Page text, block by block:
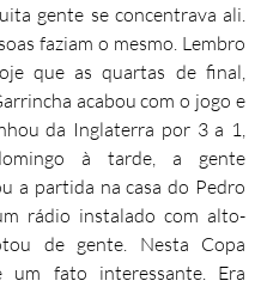
gente se concentrava ali.
faziam o mesmo. Lembro
que as quartas de final,
acabou com o jogo e
da Inglaterra por 3 a 1,
à tarde, a gente
a partida na casa do Pedro
rádio instalado com alto-
de gente. Nesta Copa
um fato interessante. Era